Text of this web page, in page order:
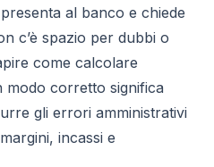
al banco e chiede
c’è spazio per dubbi o
come calcolare
modo corretto significa
gli errori amministrativi
incassi e